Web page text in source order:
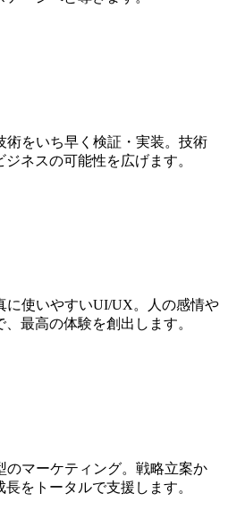
をいち早く検証・実装。技術
ネスの可能性を広げます。
に使いやすいUI/UX。人の感情や
最高の体験を創出します。
マーケティング。戦略立案か
をトータルで支援します。